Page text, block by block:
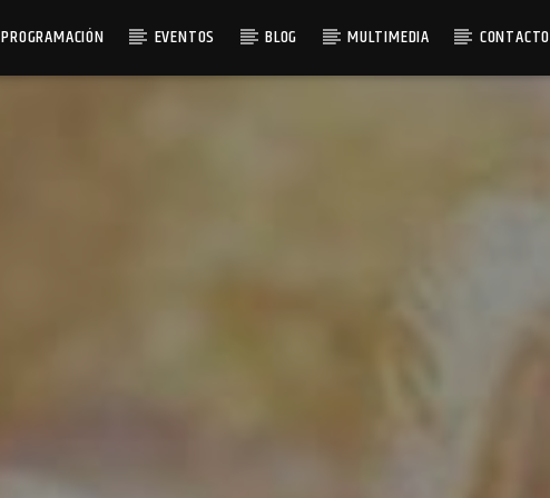
PROGRAMACIÓN EVENTOS BLOG MULTIMEDIA CONTACTO